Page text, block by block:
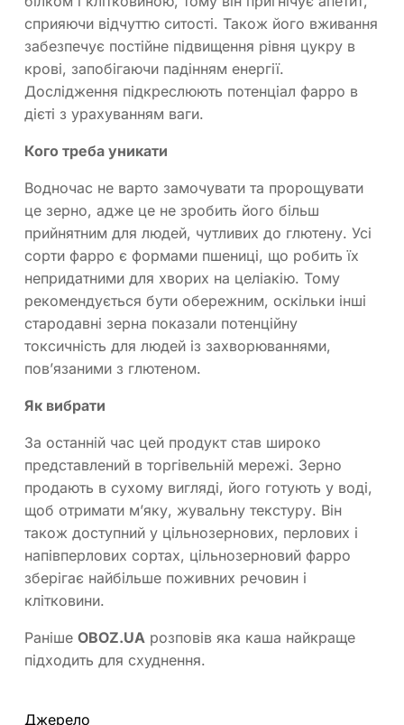
сприяючи відчуттю ситості. Також його вживання
забезпечує постійне підвищення рівня цукру в
крові, запобігаючи падінням енергії.
Дослідження підкреслюють потенціал фарро в
дієті з урахуванням ваги.
Кого треба уникати
Водночас не варто замочувати та пророщувати
це зерно, адже це не зробить його більш
прийнятним для людей, чутливих до глютену. Усі
сорти фарро є формами пшениці, що робить їх
непридатними для хворих на целіакію. Тому
рекомендується бути обережним, оскільки інші
стародавні зерна показали потенційну
токсичність для людей із захворюваннями,
пов’язаними з глютеном.
Як вибрати
За останній час цей продукт став широко
представлений в торгівельній мережі. Зерно
продають в сухому вигляді, його готують у воді,
щоб отримати м’яку, жувальну текстуру. Він
також доступний у цільнозернових, перлових і
напівперлових сортах, цільнозерновий фарро
зберігає найбільше поживних речовин і
клітковини.
Раніше OBOZ.UA розповів яка каша найкраще
підходить для схуднення.
Джерело